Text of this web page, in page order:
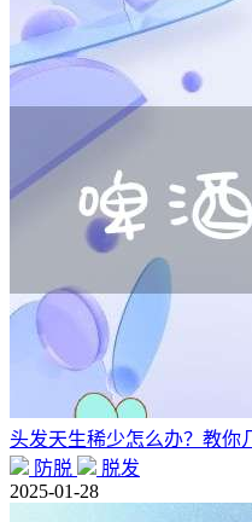
头发天生稀少怎么办？教你
防脱
脱发
2025-01-28